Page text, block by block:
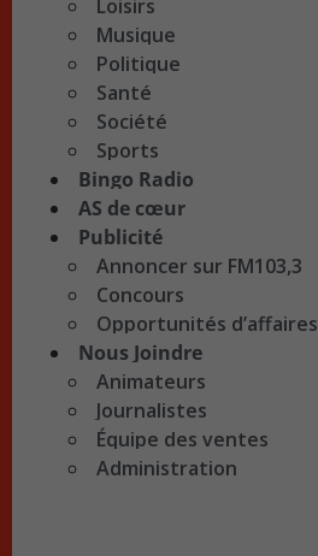
Loisirs
Musique
Politique
Santé
Société
Sports
Bingo Radio
AS de cœur
Publicité
Annoncer sur FM103,3
Concours
Opportunités d’affaires
Nous Joindre
Animateurs
Journalistes
Équipe des ventes
Administration